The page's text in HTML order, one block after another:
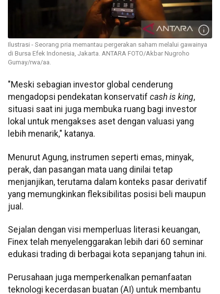
Ilustrasi - Seorang pria memantau pergerakan saham melalui gawainya
di Bursa Efek Indonesia, Jakarta. ANTARA FOTO/Akbar Nugroho
Gumay/rwa/aa.
"Meski sebagian investor global cenderung
mengadopsi pendekatan konservatif cash is king,
situasi saat ini juga membuka ruang bagi investor
lokal untuk mengakses aset dengan valuasi yang
lebih menarik," katanya.
Menurut Agung, instrumen seperti emas, minyak,
perak, dan pasangan mata uang dinilai tetap
menjanjikan, terutama dalam konteks pasar derivatif
yang memungkinkan fleksibilitas posisi beli maupun
jual.
Sejalan dengan visi memperluas literasi keuangan,
Finex telah menyelenggarakan lebih dari 60 seminar
edukasi trading di berbagai kota sepanjang tahun ini.
Perusahaan juga memperkenalkan pemanfaatan
teknologi kecerdasan buatan (AI) untuk membantu